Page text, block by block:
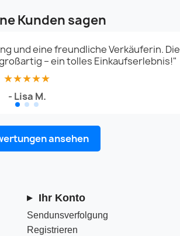
Kunden sagen
und eine freundliche Verkäuferin. Die
– ein tolles Einkaufserlebnis!"
★★★★★
- Lisa M.
ansehen
Ihr Konto
Sendunsverfolgung
Registrieren